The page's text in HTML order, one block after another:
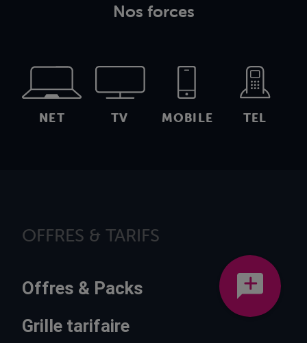
Nos forces
NET TV MOBILE TEL
OFFRES & TARIFS
Offres & Packs
Grille tarifaire